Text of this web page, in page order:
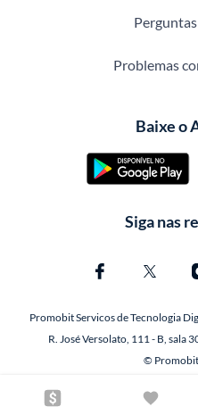
Problemas
Baixe o
Siga nas
Promobit Servicos de Tecnologia
R. José Versolato, 111 - B, sala
©